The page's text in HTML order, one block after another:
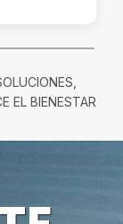
EL BIENESTAR